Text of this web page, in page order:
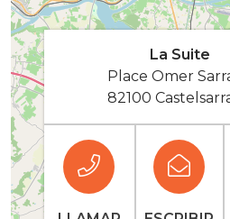
La Suite
Place Omer
82100